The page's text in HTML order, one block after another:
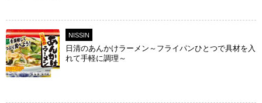
NISSIN
日清のあんかけラーメン～フライパンひとつで具材を入
れて手軽に調理～